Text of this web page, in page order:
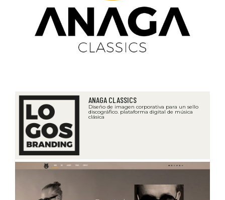
ANAGA CLASSICS
Diseño de imagen corporativa para un sello
discográfico. plataforma digital de música
clásica